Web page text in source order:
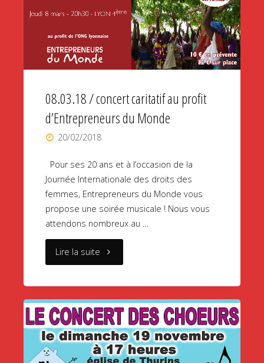
Chant’Arnas
à
l’Escale
08.03.18 / concert caritatif au profit
d’Entrepreneurs du Monde
20/02/2018
Pour ses 20 ans et à l’occasion de la
Journée Internationale des droits des
femmes, Entrepreneurs du Monde vous
propose une soirée musicale ! Nous vous
attendons nombreux au …
Lire la suite "08.03.18
concert
caritatif
au